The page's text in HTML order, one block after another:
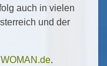
auch in vielen
und der
.